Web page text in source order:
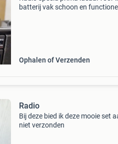
batterij vak schoon en
Ophalen of Verzenden
Radio
Bij deze bied ik deze mooie set
niet verzonden